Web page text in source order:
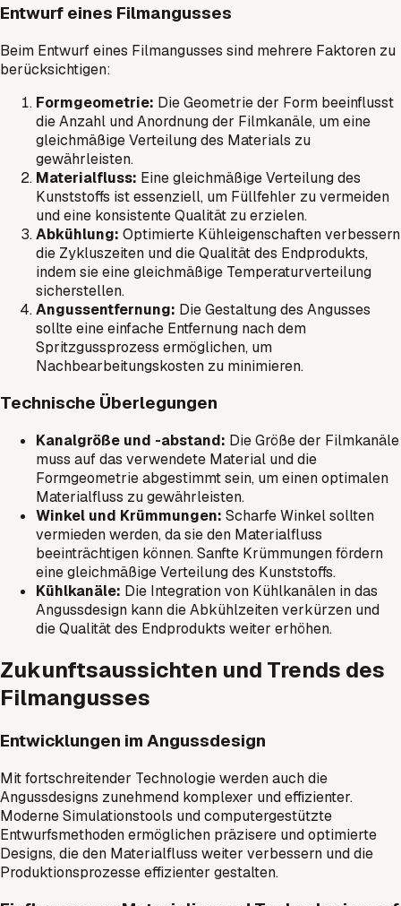
Entwurf eines Filmangusses
Beim Entwurf eines Filmangusses sind mehrere Faktoren zu
berücksichtigen:
Formgeometrie: Die Geometrie der Form beeinflusst
die Anzahl und Anordnung der Filmkanäle, um eine
gleichmäßige Verteilung des Materials zu
gewährleisten.
Materialfluss: Eine gleichmäßige Verteilung des
Kunststoffs ist essenziell, um Füllfehler zu vermeiden
und eine konsistente Qualität zu erzielen.
Abkühlung: Optimierte Kühleigenschaften verbessern
die Zykluszeiten und die Qualität des Endprodukts,
indem sie eine gleichmäßige Temperaturverteilung
sicherstellen.
Angussentfernung: Die Gestaltung des Angusses
sollte eine einfache Entfernung nach dem
Spritzgussprozess ermöglichen, um
Nachbearbeitungskosten zu minimieren.
Technische Überlegungen
Kanalgröße und -abstand: Die Größe der Filmkanäle
muss auf das verwendete Material und die
Formgeometrie abgestimmt sein, um einen optimalen
Materialfluss zu gewährleisten.
Winkel und Krümmungen: Scharfe Winkel sollten
vermieden werden, da sie den Materialfluss
beeinträchtigen können. Sanfte Krümmungen fördern
eine gleichmäßige Verteilung des Kunststoffs.
Kühlkanäle: Die Integration von Kühlkanälen in das
Angussdesign kann die Abkühlzeiten verkürzen und
die Qualität des Endprodukts weiter erhöhen.
Zukunftsaussichten und Trends des
Filmangusses
Entwicklungen im Angussdesign
Mit fortschreitender Technologie werden auch die
Angussdesigns zunehmend komplexer und effizienter.
Moderne Simulationstools und computergestützte
Entwurfsmethoden ermöglichen präzisere und optimierte
Designs, die den Materialfluss weiter verbessern und die
Produktionsprozesse effizienter gestalten.